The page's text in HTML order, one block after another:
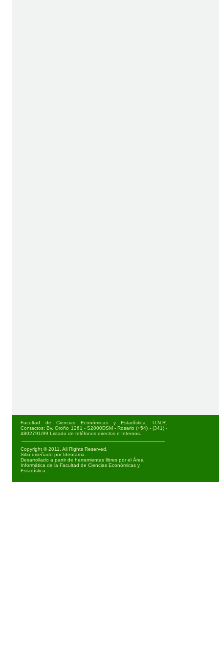
Facultad de Ciencias Económicas y Estadística. U.N.R.
Contactos: Bv. Oroño 1261 - S2000DSM - Rosario (+54) - (341) -
4802791/99 Listado de teléfonos directos e Internos
Copyright © 2011. All Rights Reserved.
Sitio diseñado por Ideorama
Desarrollado a partir de herramientas libres por el Área
Informática de la Facultad de Ciencias Económicas y
Estadística.